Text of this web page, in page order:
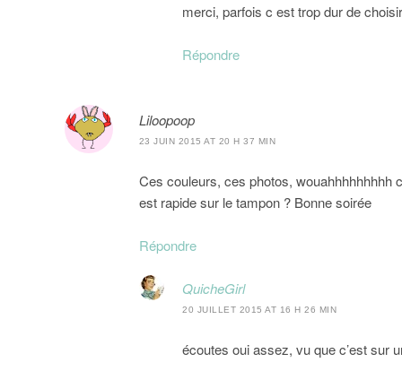
merci, parfois c est trop dur de
Répondre
Liloopoop
23 JUIN 2015 AT 20 H 37 MIN
Ces couleurs, ces photos, wouahhhhhhhhh
est rapide sur le tampon ? Bonne soirée
Répondre
QuicheGirl
20 JUILLET 2015 AT 16 H 26 MIN
écoutes oui assez, vu que c’est sur